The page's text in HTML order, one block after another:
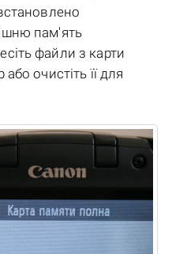
пам'ять
файли з карти
очистіть її для